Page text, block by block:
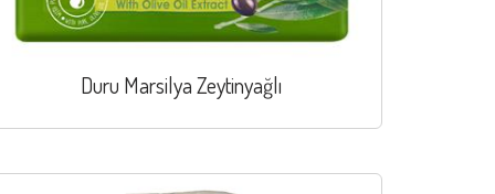
Duru Marsilya Zeytinyağlı